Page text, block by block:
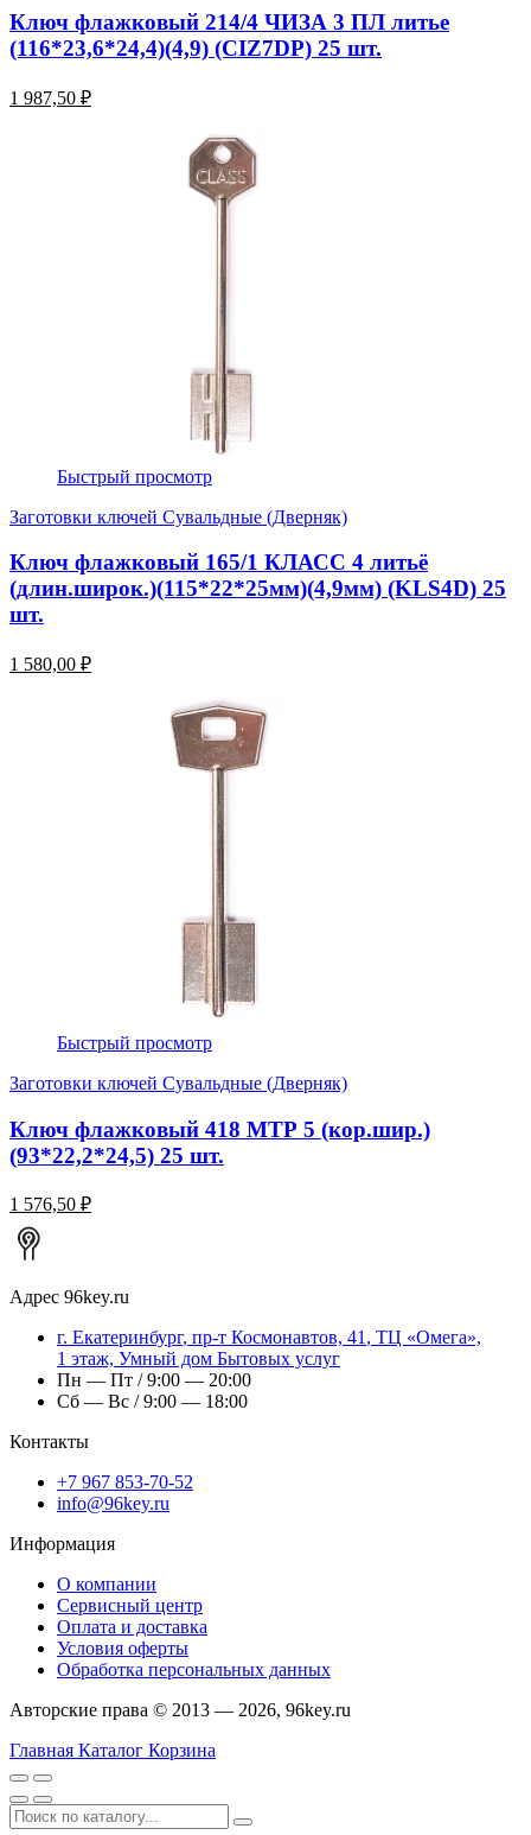
Ключ флажковый 214/4 ЧИЗА 3 ПЛ литье
(116*23,6*24,4)(4,9) (CIZ7DP) 25 шт.
1 987,50 ₽
Быстрый просмотр
Заготовки ключей Сувальдные (Дверняк)
Ключ флажковый 165/1 КЛАСС 4 литьё
(длин.широк.)(115*22*25мм)(4,9мм) (KLS4D) 25
шт.
1 580,00 ₽
Быстрый просмотр
Заготовки ключей Сувальдные (Дверняк)
Ключ флажковый 418 МТР 5 (кор.шир.)
(93*22,2*24,5) 25 шт.
1 576,50 ₽
Адрес 96key.ru
г. Екатеринбург, пр-т Космонавтов, 41, ТЦ «Омега»,
1 этаж, Умный дом Бытовых услуг
Пн — Пт / 9:00 — 20:00
Сб — Вс / 9:00 — 18:00
Контакты
+7 967 853-70-52
info@96key.ru
Информация
О компании
Сервисный центр
Оплата и доставка
Условия оферты
Обработка персональных данных
Авторские права © 2013 — 2026, 96key.ru
Главная Каталог Корзина